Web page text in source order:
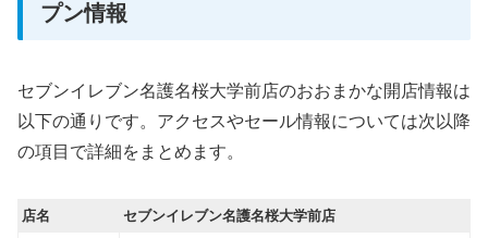
プン情報
セブンイレブン名護名桜大学前店のおおまかな開店情報は
以下の通りです。アクセスやセール情報については次以降
の項目で詳細をまとめます。
店名 セブンイレブン名護名桜大学前店